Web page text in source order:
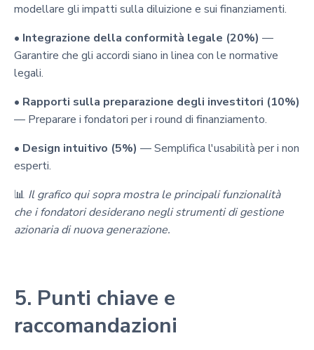
modellare gli impatti sulla diluizione e sui finanziamenti.
• Integrazione della conformità legale (20%) —
Garantire che gli accordi siano in linea con le normative
legali.
• Rapporti sulla preparazione degli investitori (10%)
— Preparare i fondatori per i round di finanziamento.
• Design intuitivo (5%) — Semplifica l'usabilità per i non
esperti.
📊 Il grafico qui sopra mostra le principali funzionalità
che i fondatori desiderano negli strumenti di gestione
azionaria di nuova generazione.
5. Punti chiave e
raccomandazioni